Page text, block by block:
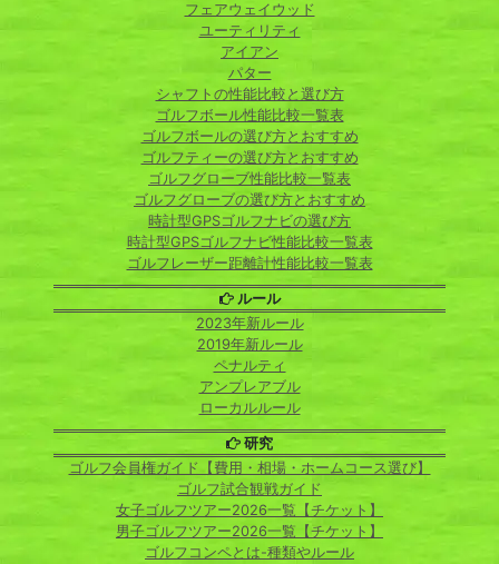
フェアウェイウッド
ユーティリティ
アイアン
パター
シャフトの性能比較と選び方
ゴルフボール性能比較一覧表
ゴルフボールの選び方とおすすめ
ゴルフティーの選び方とおすすめ
ゴルフグローブ性能比較一覧表
ゴルフグローブの選び方とおすすめ
時計型GPSゴルフナビの選び方
時計型GPSゴルフナビ性能比較一覧表
ゴルフレーザー距離計性能比較一覧表
ルール
2023年新ルール
2019年新ルール
ペナルティ
アンプレアブル
ローカルルール
研究
ゴルフ会員権ガイド【費用・相場・ホームコース選び】
ゴルフ試合観戦ガイド
女子ゴルフツアー2026一覧【チケット】
男子ゴルフツアー2026一覧【チケット】
ゴルフコンペとは-種類やルール